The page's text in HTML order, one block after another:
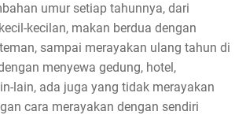
umur setiap tahunnya, dari
kecilan, makan berdua dengan
sampai merayakan ulang tahun di
menyewa gedung, hotel,
lain, ada juga yang tidak merayakan
cara merayakan dengan sendiri